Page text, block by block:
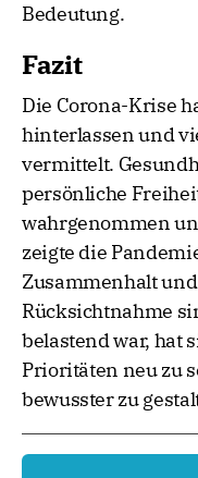
Bedeutung.
Fazit
Die Corona-Krise
hinterlassen und
vermittelt.
persönliche
wahrgenommen
zeigte die
Zusammenhalt
Rücksichtnahme
belastend war, hat
Prioritäten neu zu
bewusster zu